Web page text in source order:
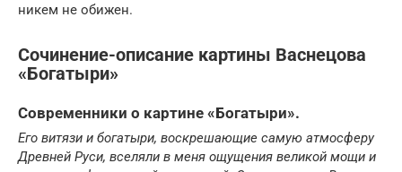
никем не обижен.
Сочинение-описание картины Васнецова
«Богатыри»
Современники о картине «Богатыри».
Его витязи и богатыри, воскрешающие самую атмосферу
Древней Руси, вселяли в меня ощущения великой мощи и